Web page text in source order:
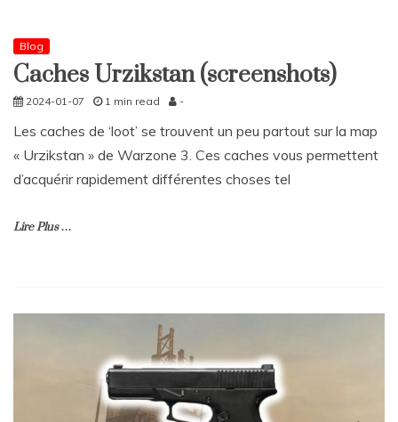
Blog
Caches Urzikstan (screenshots)
2024-01-07 1 min read -
Les caches de ‘loot’ se trouvent un peu partout sur la map
« Urzikstan » de Warzone 3. Ces caches vous permettent
d’acquérir rapidement différentes choses tel
Lire Plus …